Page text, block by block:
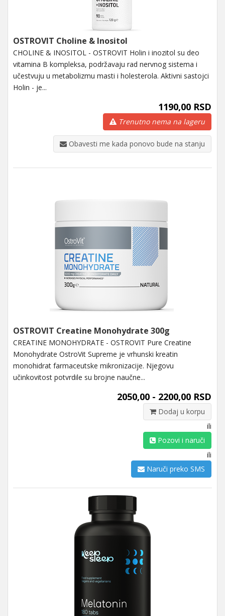
OSTROVIT Choline & Inositol
CHOLINE & INOSITOL - OSTROVIT Holin i inozitol su deo
vitamina B kompleksa, podržavaju rad nervnog sistema i
učestvuju u metabolizmu masti i holesterola. Aktivni sastojci
Holin - je...
1190,00 RSD
Trenutno nema na lageru
Obavesti me kada ponovo bude na stanju
OSTROVIT Creatine Monohydrate 300g
CREATINE MONOHYDRATE - OSTROVIT Pure Creatine
Monohydrate OstroVit Supreme je vrhunski kreatin
monohidrat farmaceutske mikronizacije. Njegovu
učinkovitost potvrdile su brojne naučne...
2050,00 - 2200,00 RSD
Dodaj u korpu
ili
Pozovi i naruči
ili
Naruči preko SMS